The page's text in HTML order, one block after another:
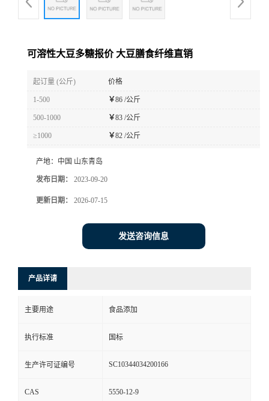
可溶性大豆多糖报价 大豆膳食纤维直销
起订量 (公斤) 价格
1-500 ￥86 /公斤
500-1000 ￥83 /公斤
≥1000 ￥82 /公斤
产地： 中国 山东青岛
发布日期： 2023-09-20
更新日期： 2026-07-15
发送咨询信息
产品详请
主要用途 食品添加
执行标准 国标
生产许可证编号 SC10344034200166
CAS 5550-12-9